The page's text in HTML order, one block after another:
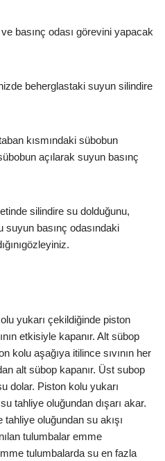
basınç odası görevini yapacak
beherglastaki suyun silindire
kısmındaki sübobun
açılarak suyun basınç
silindire su dolduğunu,
suyun basınç odasındaki
yukarı çekildiğinde piston
etkisiyle kapanır. Alt sübop
kolu aşağıya itilince sıvının her
alt sübop kapanır. Üst subop
dolar. Piston kolu yukarı
tahliye oluğundan dışarı akar.
tahliye oluğundan su akışı
tulumbalar emme
tulumbalarda su en fazla